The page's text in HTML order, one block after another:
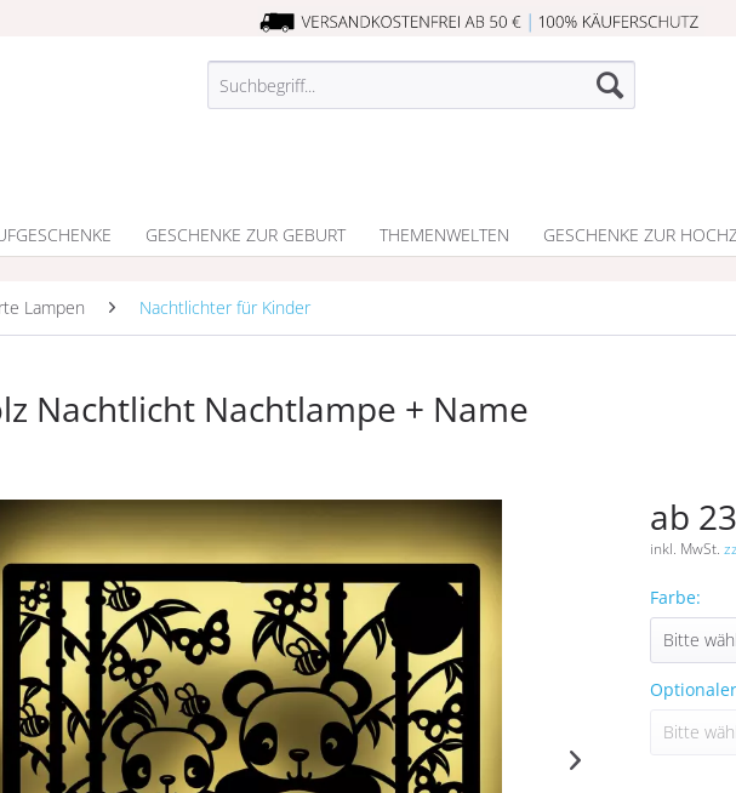
GESCHENKE ZUR GEBURT THEMENWELTEN GESCHENKE ZUR
Lampen Nachtlichter für Kinder
Nachtlicht Nachtlampe + Name
ab
inkl. MwSt.
Farbe: